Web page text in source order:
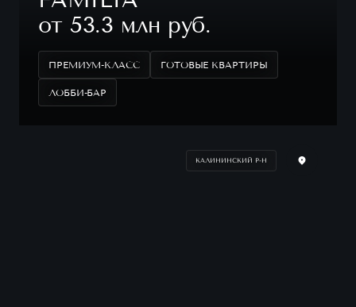
от 53.3 млн руб.
ПРЕМИУМ-КЛАСС ГОТОВЫЕ КВАРТИРЫ
ЛОББИ-БАР
КАЛИНИНСКИЙ Р-Н